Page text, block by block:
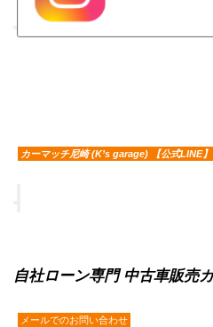
カーマッチ尼崎 (K’s garage) 【公式LINE】
自社ローン専門 中古車販売
メールでのお問い合わせ